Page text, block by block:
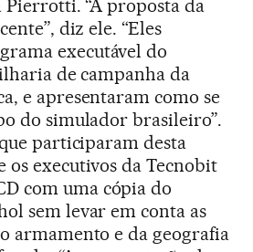
Pierrotti. “A proposta da
diz ele. “Eles
executável do
de campanha da
e apresentaram como se
do simulador brasileiro”.
participaram desta
os executivos da Tecnobit
com uma cópia do
sem levar em conta as
armamento e da geografia